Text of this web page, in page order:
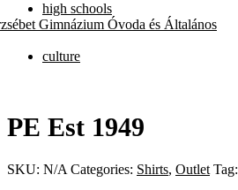
high schools
Gimnázium Óvoda és Általános
culture
PE Est 1949
SKU: N/A Categories: Shirts, Outlet Tag: